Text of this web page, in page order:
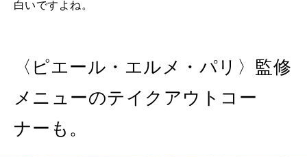
白いですよね。
〈ピエール・エルメ・パリ〉監修
メニューのテイクアウトコー
ナーも。